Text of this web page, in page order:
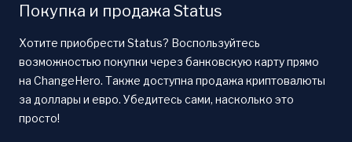
Покупка и продажа Status
Хотите приобрести Status? Воспользуйтесь
возможностью покупки через банковскую карту прямо
на ChangeHero. Также доступна продажа криптовалюты
за доллары и евро. Убедитесь сами, насколько это
просто!